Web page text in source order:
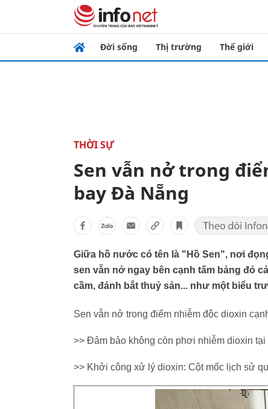
Đời sống Thị trường Thế giới
THỜI SỰ
Sen vẫn nở trong
bay Đà Nẵng
Giữa hồ nước có tên là "Hồ Sen", nơi
sen vẫn nở ngay bên cạnh tấm bảng đỏ
cầm, đánh bắt thuỷ sản... như một biểu
Sen vẫn nở trong điểm nhiễm độc dioxin
>> Đảm bảo không còn phơi nhiễm dioxin
>> Khởi công xử lý dioxin: Cột mốc lịch sử